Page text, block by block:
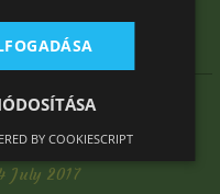
to all my
July 2017
BY COOKIESCRIPT